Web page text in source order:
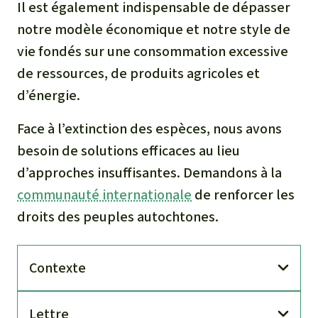
Il est également indispensable de dépasser
notre modèle économique et notre style de
vie fondés sur une consommation excessive
de ressources, de produits agricoles et
d’énergie.
Face à l’extinction des espèces, nous avons
besoin de solutions efficaces au lieu
d’approches insuffisantes. Demandons à la
communauté internationale de renforcer les
droits des peuples autochtones.
Contexte
Lettre